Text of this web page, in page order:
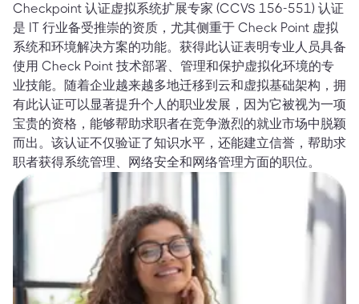
Checkpoint 认证虚拟系统扩展专家 (CCVS 156-551) 认证
是 IT 行业备受推崇的资质，尤其侧重于 Check Point 虚拟
系统和环境解决方案的功能。获得此认证表明专业人员具备
使用 Check Point 技术部署、管理和保护虚拟化环境的专
业技能。随着企业越来越多地迁移到云和虚拟基础架构，拥
有此认证可以显著提升个人的职业发展，因为它被视为一项
宝贵的资格，能够帮助求职者在竞争激烈的就业市场中脱颖
而出。该认证不仅验证了知识水平，还能建立信誉，帮助求
职者获得系统管理、网络安全和网络管理方面的职位。